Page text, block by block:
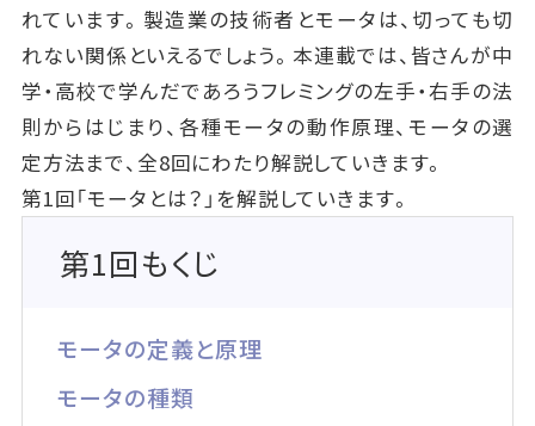
れています。製造業の技術者とモータは、切っても切
れない関係といえるでしょう。本連載では、皆さんが中
学・高校で学んだであろうフレミングの左手・右手の法
則からはじまり、各種モータの動作原理、モータの選
定方法まで、全8回にわたり解説していきます。
第1回「モータとは？」を解説していきます。
第1回もくじ
モータの定義と原理
モータの種類